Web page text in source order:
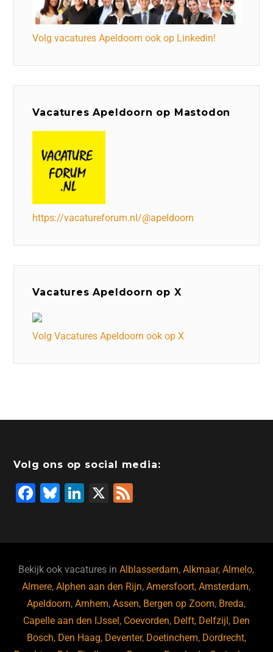
Volg vacatures Apeldoorn ook op Linkedin!
Vacatures Apeldoorn op Mastodon
https://vacatureforum.nl/@apeldoorn
Vacatures Apeldoorn op X
Volg Vacatures Apeldoorn ook op X
Volg ons op social media:
F
b
o
o
k
Bl
ky
Li
dI
n
X
Bekijk ook vacatures inAlblasserdam,Alkmaar,Almelo,
Almere,Alphen aan den Rijn,Amersfoort,Amsterdam,
Apeldoorn,Arnhem,Assen, Bergen op Zoom, Breda,
Capelle aan den IJssel, Coevorden, Delft, Delfzijl, Den
Bosch, Den Haag, Deventer, Doetinchem, Dordrecht,